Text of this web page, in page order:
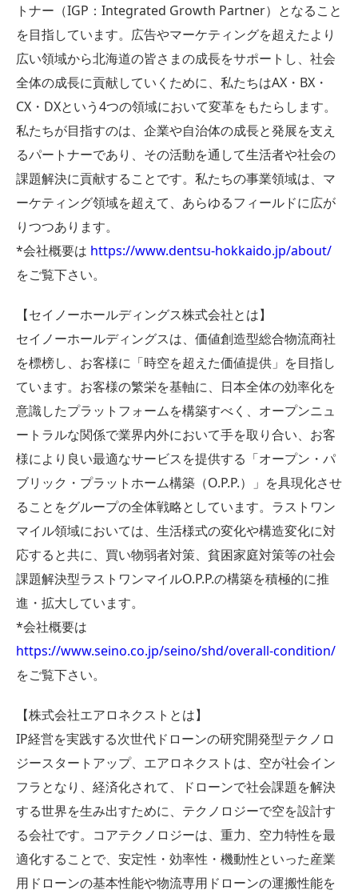
トナー（IGP：Integrated Growth Partner）となること
を目指しています。広告やマーケティングを超えたより
広い領域から北海道の皆さまの成長をサポートし、社会
全体の成長に貢献していくために、私たちはAX・BX・
CX・DXという4つの領域において変革をもたらします。
私たちが目指すのは、企業や自治体の成長と発展を支え
るパートナーであり、その活動を通して生活者や社会の
課題解決に貢献することです。私たちの事業領域は、マ
ーケティング領域を超えて、あらゆるフィールドに広が
りつつあります。
*会社概要は https://www.dentsu-hokkaido.jp/about/
をご覧下さい。
【セイノーホールディングス株式会社とは】
セイノーホールディングスは、価値創造型総合物流商社
を標榜し、お客様に「時空を超えた価値提供」を目指し
ています。お客様の繁栄を基軸に、日本全体の効率化を
意識したプラットフォームを構築すべく、オープンニュ
ートラルな関係で業界内外において手を取り合い、お客
様により良い最適なサービスを提供する「オープン・パ
ブリック・プラットホーム構築（O.P.P.）」を具現化させ
ることをグループの全体戦略としています。ラストワン
マイル領域においては、生活様式の変化や構造変化に対
応すると共に、買い物弱者対策、貧困家庭対策等の社会
課題解決型ラストワンマイルO.P.P.の構築を積極的に推
進・拡大しています。
*会社概要は
https://www.seino.co.jp/seino/shd/overall-condition/
をご覧下さい。
【株式会社エアロネクストとは】
IP経営を実践する次世代ドローンの研究開発型テクノロ
ジースタートアップ、エアロネクストは、空が社会イン
フラとなり、経済化されて、ドローンで社会課題を解決
する世界を生み出すために、テクノロジーで空を設計す
る会社です。コアテクノロジーは、重力、空力特性を最
適化することで、安定性・効率性・機動性といった産業
用ドローンの基本性能や物流専用ドローンの運搬性能を